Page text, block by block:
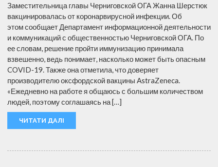
Заместительница главы Черниговской ОГА Жанна Шерстюк
вакцинировалась от коронарвирусной инфекции. Об
этом сообщает Департамент информационной деятельности
и коммуникаций с общественностью Черниговской ОГА. По
ее словам, решение пройти иммунизацию принимала
взвешенно, ведь понимает, насколько может быть опасным
COVID-19. Также она отметила, что доверяет
производителю оксфордской вакцины AstraZeneca.
«Ежедневно на работе я общаюсь с большим количеством
людей, поэтому соглашаясь на […]
ЧИТАТИ ДАЛІ